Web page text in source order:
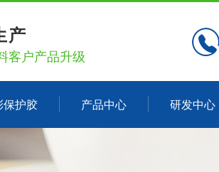
产
客户产品升级
保护胶 产品中心 研发中心